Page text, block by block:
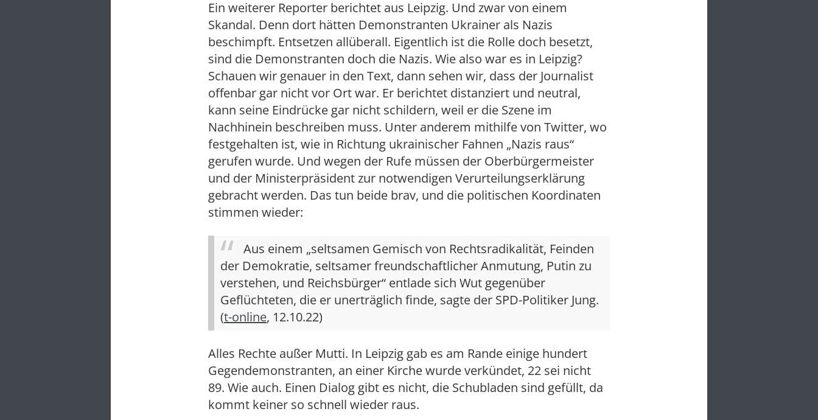
Ein weiterer Reporter berichtet aus Leipzig. Und zwar von einem
Skandal. Denn dort hätten Demonstranten Ukrainer als Nazis
beschimpft. Entsetzen allüberall. Eigentlich ist die Rolle doch besetzt,
sind die Demonstranten doch die Nazis. Wie also war es in Leipzig?
Schauen wir genauer in den Text, dann sehen wir, dass der Journalist
offenbar gar nicht vor Ort war. Er berichtet distanziert und neutral,
kann seine Eindrücke gar nicht schildern, weil er die Szene im
Nachhinein beschreiben muss. Unter anderem mithilfe von Twitter, wo
festgehalten ist, wie in Richtung ukrainischer Fahnen „Nazis raus“
gerufen wurde. Und wegen der Rufe müssen der Oberbürgermeister
und der Ministerpräsident zur notwendigen Verurteilungserklärung
gebracht werden. Das tun beide brav, und die politischen Koordinaten
stimmen wieder:
Aus einem „seltsamen Gemisch von Rechtsradikalität, Feinden
der Demokratie, seltsamer freundschaftlicher Anmutung, Putin zu
verstehen, und Reichsbürger“ entlade sich Wut gegenüber
Geflüchteten, die er unerträglich finde, sagte der SPD-Politiker Jung.
(t-online, 12.10.22)
Alles Rechte außer Mutti. In Leipzig gab es am Rande einige hundert
Gegendemonstranten, an einer Kirche wurde verkündet, 22 sei nicht
89. Wie auch. Einen Dialog gibt es nicht, die Schubladen sind gefüllt, da
kommt keiner so schnell wieder raus.